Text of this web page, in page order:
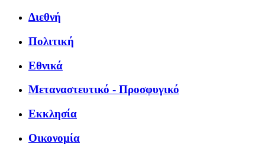
Διεθνή
Πολιτική
Εθνικά
Μεταναστευτικό - Προσφυγικό
Εκκλησία
Οικονομία